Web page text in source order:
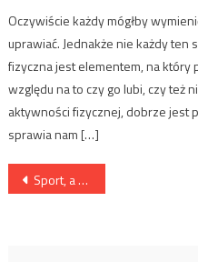
Oczywiście każdy mógłby
uprawiać. Jednakże nie każdy ten
fizyczna jest elementem, na
względu na to czy go lubi, czy też
aktywności fizycznej, dobrze jest
sprawia nam […]
Nawigacja
Sport, a stres